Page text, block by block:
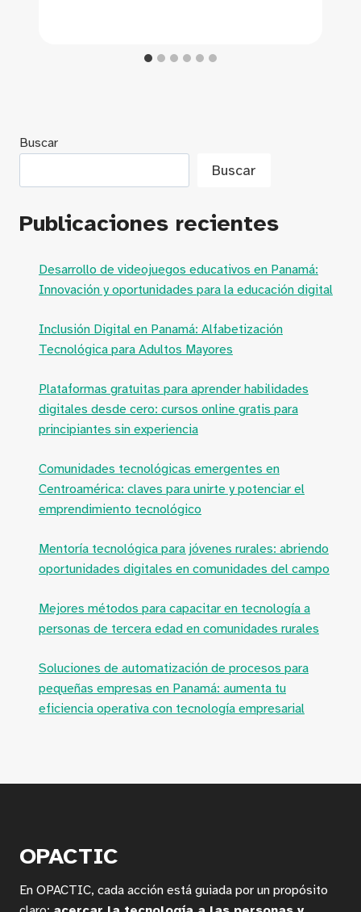
Buscar
Buscar
Publicaciones recientes
Desarrollo de videojuegos educativos en Panamá:
Innovación y oportunidades para la educación digital
Inclusión Digital en Panamá: Alfabetización
Tecnológica para Adultos Mayores
Plataformas gratuitas para aprender habilidades
digitales desde cero: cursos online gratis para
principiantes sin experiencia
Comunidades tecnológicas emergentes en
Centroamérica: claves para unirte y potenciar el
emprendimiento tecnológico
Mentoría tecnológica para jóvenes rurales: abriendo
oportunidades digitales en comunidades del campo
Mejores métodos para capacitar en tecnología a
personas de tercera edad en comunidades rurales
Soluciones de automatización de procesos para
pequeñas empresas en Panamá: aumenta tu
eficiencia operativa con tecnología empresarial
OPACTIC
En OPACTIC, cada acción está guiada por un propósito